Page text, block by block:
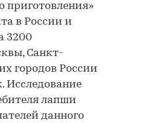
приготовления»
в России и
3200
Санкт-
городов России
Исследование
лапши
данного